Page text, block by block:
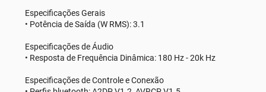
Especificações Gerais
• Potência de Saída (W RMS): 3.1
Especificações de Áudio
• Resposta de Frequência Dinâmica: 180 Hz - 20k Hz
Especificações de Controle e Conexão